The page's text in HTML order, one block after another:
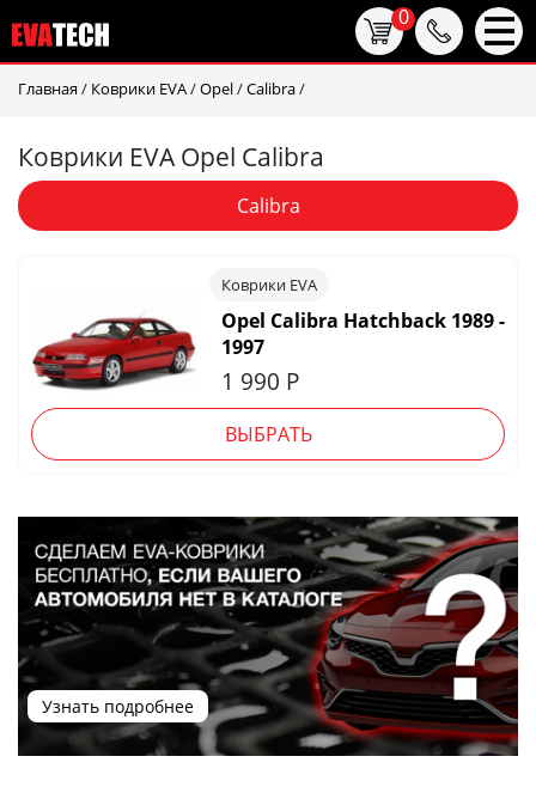
Главная / Коврики EVA/Opel/Calibra/
Коврики EVA Opel Calibra
Calibra
Коврики EVA
Opel Calibra Hatchback 1989 -
1997
1 990 Р
ВЫБРАТЬ
Узнать подробнее
0